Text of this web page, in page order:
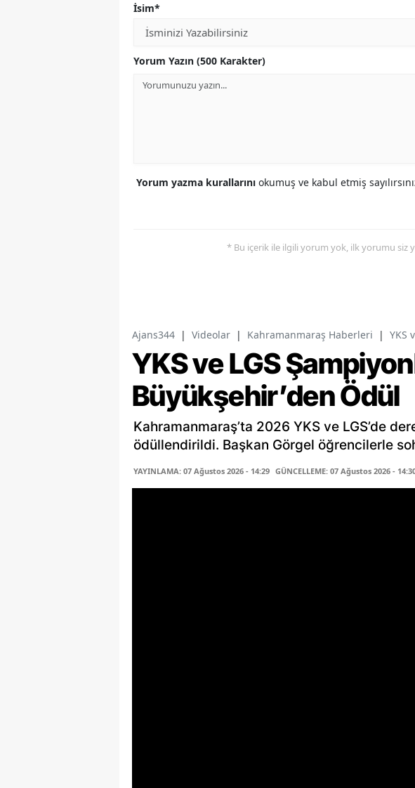
İsim*
Yorum Yazın (500 Karakter)
Yorum yazma kurallarını okumuş ve kabul etmiş
* Bu içerik ile ilgili yorum yok, ilk yorumu siz
Ajans344 | Videolar | Kahramanmaraş Haberleri | YKS
YKS ve LGS
Büyükşehir’den Ödül
Kahramanmaraş’ta 2026 YKS ve LGS’de
ödüllendirildi. Başkan Görgel öğrencilerle
YAYINLAMA: 07 Ağustos 2026 - 14:29 GÜNCELLEME: 07 Ağustos 2026 -